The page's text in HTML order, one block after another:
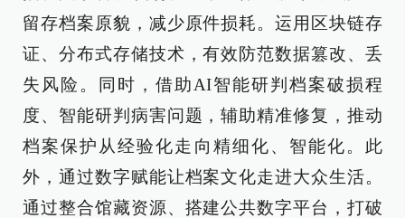
留存档案原貌，减少原件损耗。运用区块链存
证、分布式存储技术，有效防范数据篡改、丢
失风险。同时，借助AI智能研判档案破损程
度、智能研判病害问题，辅助精准修复，推动
档案保护从经验化走向精细化、智能化。此
外，通过数字赋能让档案文化走进大众生活。
通过整合馆藏资源、搭建公共数字平台，打破